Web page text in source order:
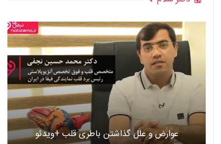
عوارض و علل گذاشتن باطری قلب +ویدئو